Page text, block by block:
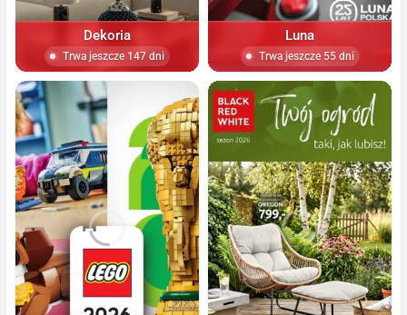
Dekoria
Trwa jeszcze 147 dni
Luna
Trwa jeszcze 55 dni